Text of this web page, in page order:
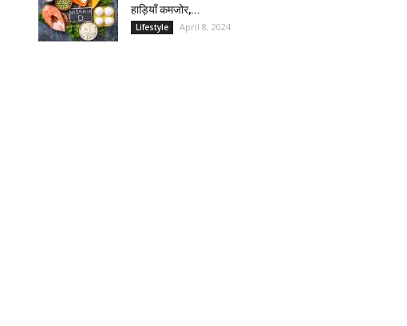
हाड़ियाँ कमजोर,...
Lifestyle April 8, 2024